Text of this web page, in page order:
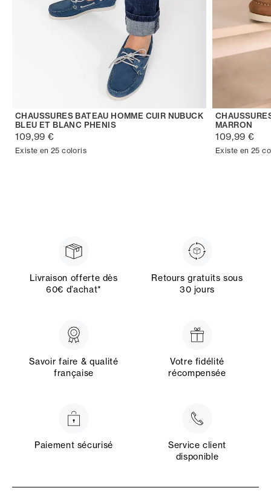
CHAUSSURES BATEAU HOMME CUIR NUBUCK
BLEU ET BLANC PHENIS
109,99 €
Existe en 25 coloris
MARRON
109,99 €
Existe en 25
Livraison offerte dès
60€ d’achat*
Retours gratuits sous
30 jours
Savoir faire & qualité
française
Votre fidélité
récompensée
Paiement sécurisé
Service client
disponible